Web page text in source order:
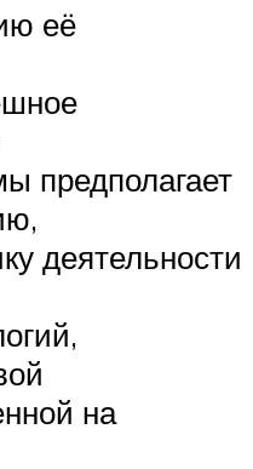
её
предполагает
деятельности
на